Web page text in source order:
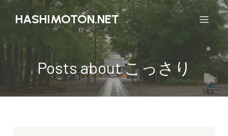
HASHIMOTON.NET
Posts about こっさり